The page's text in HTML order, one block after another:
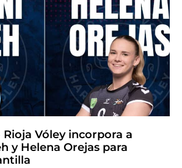
Rioja Vóley incorpora a
y Helena Orejas para